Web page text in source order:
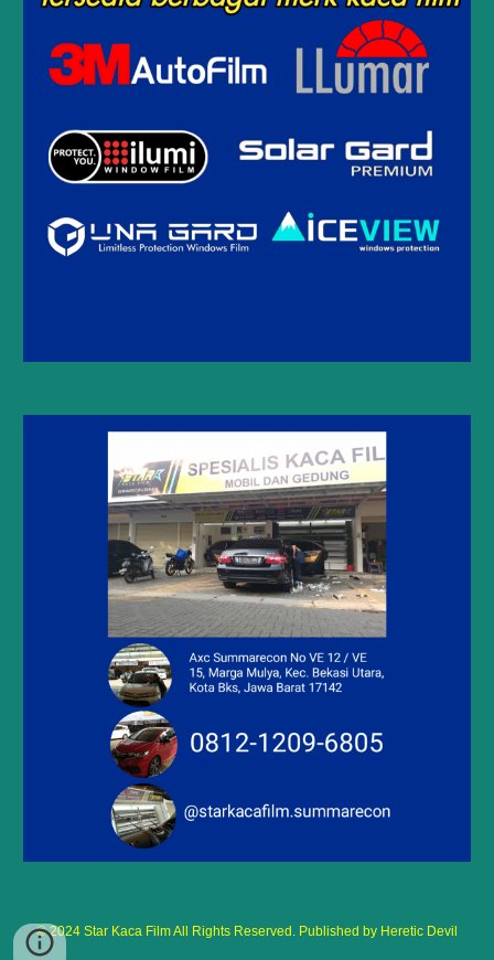
© 2024 Star Kaca Film All Rights Reserved. Published by Heretic Devil